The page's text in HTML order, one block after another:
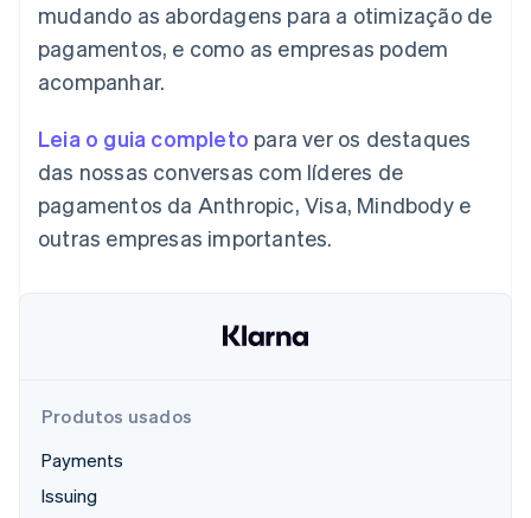
Stripe Sessions 2026
Assista agora
mudando as abordagens para a otimização de
pagamentos, e como as empresas podem
acompanhar.
Leia o guia completo para ver os destaques
das nossas conversas com líderes de
pagamentos da Anthropic, Visa, Mindbody e
outras empresas importantes.
Produtos usados
Payments
Issuing